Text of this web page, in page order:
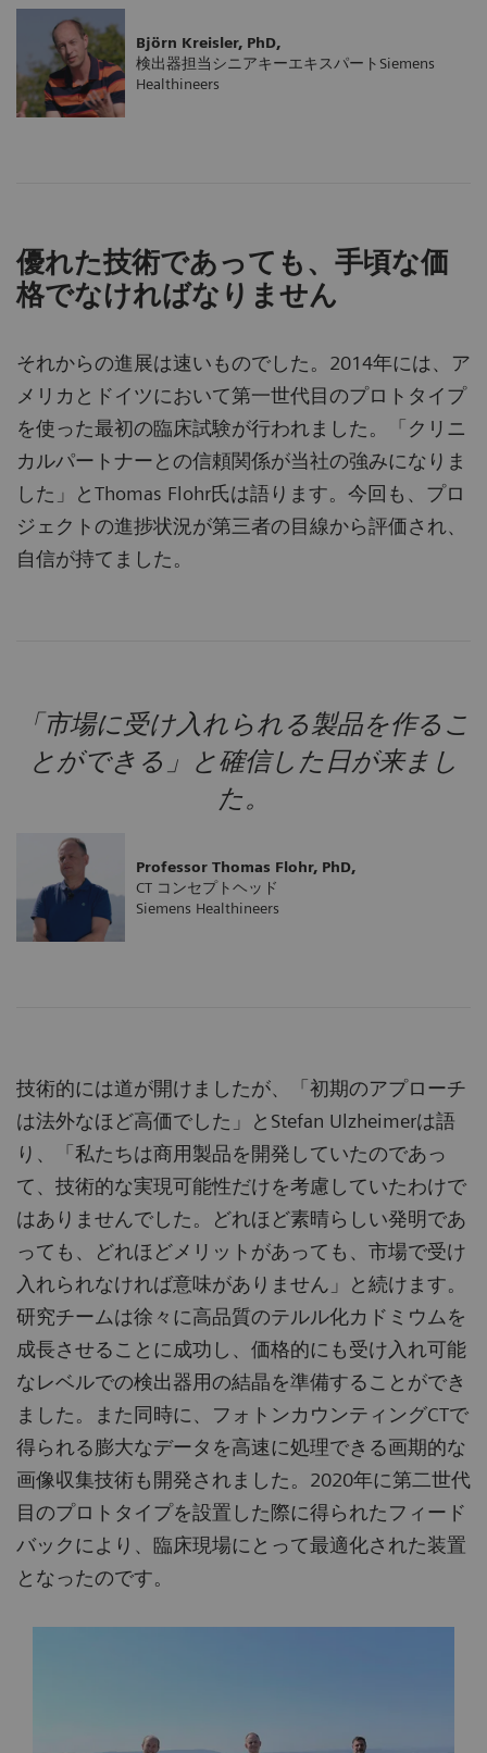
Björn Kreisler, PhD,
検出器担当シニアキーエキスパートSiemens
Healthineers
優れた技術であっても、手頃な価
格でなければなりません
それからの進展は速いものでした。2014年には、ア
メリカとドイツにおいて第一世代目のプロトタイプ
を使った最初の臨床試験が行われました。「クリニ
カルパートナーとの信頼関係が当社の強みになりま
した」とThomas Flohr氏は語ります。今回も、プロ
ジェクトの進捗状況が第三者の目線から評価され、
自信が持てました。
「市場に受け入れられる製品を作るこ
とができる」と確信した日が来まし
た。
Professor Thomas Flohr, PhD,
CT コンセプトヘッド
Siemens Healthineers
技術的には道が開けましたが、「初期のアプローチ
は法外なほど高価でした」とStefan Ulzheimerは語
り、「私たちは商用製品を開発していたのであっ
て、技術的な実現可能性だけを考慮していたわけで
はありませんでした。どれほど素晴らしい発明であ
っても、どれほどメリットがあっても、市場で受け
入れられなければ意味がありません」と続けます。
研究チームは徐々に高品質のテルル化カドミウムを
成長させることに成功し、価格的にも受け入れ可能
なレベルでの検出器用の結晶を準備することができ
ました。また同時に、フォトンカウンティングCTで
得られる膨大なデータを高速に処理できる画期的な
画像収集技術も開発されました。2020年に第二世代
目のプロトタイプを設置した際に得られたフィード
バックにより、臨床現場にとって最適化された装置
となったのです。